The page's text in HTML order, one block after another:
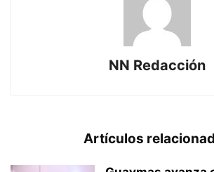
NN Redacción
Artículos